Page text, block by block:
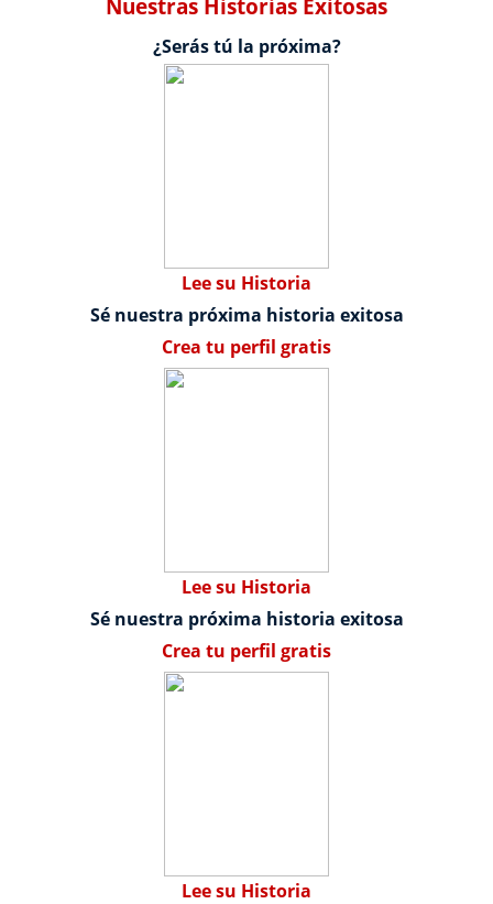
Nuestras Historias Exitosas
¿Serás tú la próxima?
Lee su Historia
Sé nuestra próxima historia exitosa
Crea tu perfil gratis
Lee su Historia
Sé nuestra próxima historia exitosa
Crea tu perfil gratis
Lee su Historia